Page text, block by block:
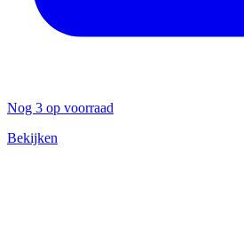
Nog 3 op voorraad
Bekijken